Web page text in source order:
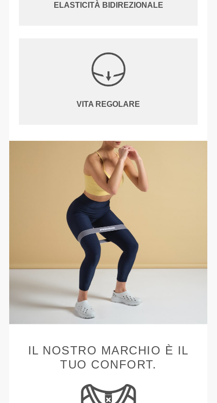
ELASTICITÀ BIDIREZIONALE
VITA REGOLARE
IL NOSTRO MARCHIO È IL
TUO CONFORT.